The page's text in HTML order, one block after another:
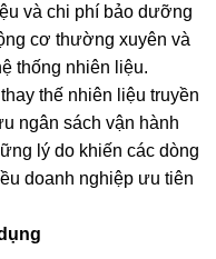
và chi phí bảo dưỡng
cơ thường xuyên và
thống nhiên liệu.
thế nhiên liệu truyền
ngân sách vận hành
lý do khiến các dòng
doanh nghiệp ưu tiên